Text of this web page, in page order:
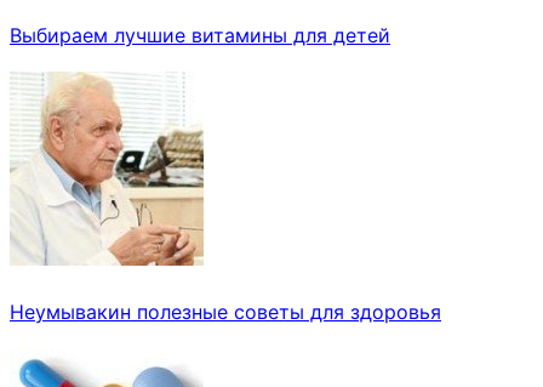
Выбираем лучшие витамины для детей
Неумывакин полезные советы для здоровья